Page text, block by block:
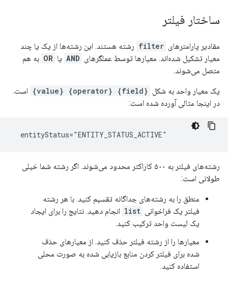
ساختار فیلتر
مقادیر پارامترهای filter رشته هستند. این رشته‌ها از یک یا چند
معیار تشکیل شده‌اند. معیارها توسط عملگرهای AND یا OR به هم
متصل می‌شوند.
یک معیار واحد به شکل {field} {operator} {value}
است.
در اینجا مثالی آورده شده است:
  entityStatus="ENTITY_STATUS_ACTIVE"
رشته‌های فیلتر به ۵۰۰ کاراکتر محدود می‌شوند. اگر رشته شما خیلی
طولانی است:
منطق را به رشته‌های جداگانه تقسیم کنید. با هر رشته
فیلتر یک فراخوانی list انجام دهید. نتایج را برای ایجاد
یک لیست واحد ترکیب کنید.
معیارها را از رشته فیلتر حذف کنید. از معیارهای حذف
شده برای فیلتر کردن منابع بازیابی شده به صورت محلی
استفاده کنید.